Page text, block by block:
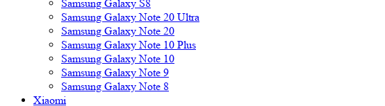
Samsung Galaxy S8
Samsung Galaxy Note 20 Ultra
Samsung Galaxy Note 20
Samsung Galaxy Note 10 Plus
Samsung Galaxy Note 10
Samsung Galaxy Note 9
Samsung Galaxy Note 8
Xiaomi